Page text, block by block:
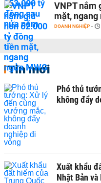
VNPT nắm
mặt, ngang
DOANH NGHIỆP -
Tin mới
Phó thủ
không đẩy
Xuất khẩu
Nhật Bản